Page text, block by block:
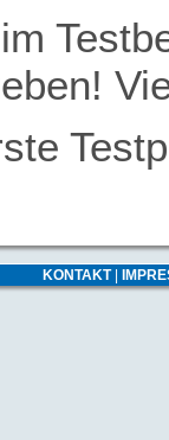
KONTAKT|